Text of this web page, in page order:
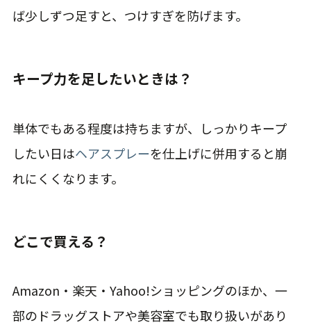
ば少しずつ足すと、つけすぎを防げます。
キープ力を足したいときは？
単体でもある程度は持ちますが、しっかりキープ
したい日はヘアスプレーを仕上げに併用すると崩
れにくくなります。
どこで買える？
Amazon・楽天・Yahoo!ショッピングのほか、一
部のドラッグストアや美容室でも取り扱いがあり